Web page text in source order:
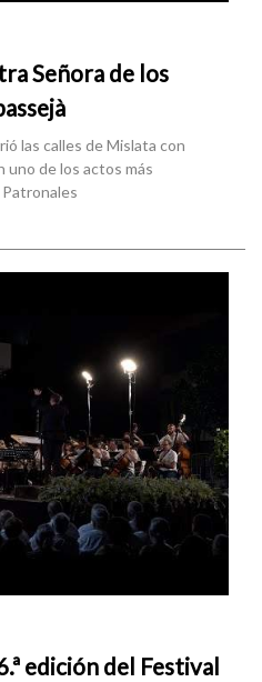
Señora de los
las calles de Mislata con
uno de los actos más
edición del Festival